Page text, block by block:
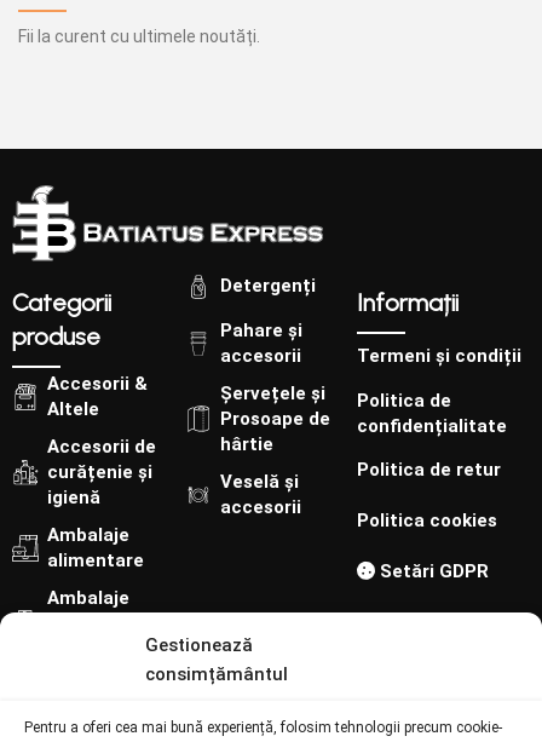
Gestionează
consimțământul
Pentru a oferi cea mai bună experiență, folosim tehnologii precum cookie-
Fii la curent cu ultimele noutăți.
Categorii
produse
Accesorii &
Altele
Accesorii de
curățenie și
igienă
Ambalaje
alimentare
Ambalaje
Detergenți
Pahare și
accesorii
Șervețele și
Prosoape de
hârtie
Veselă și
accesorii
Informații
Termeni și condiții
Politica de
confidențialitate
Politica de retur
Politica cookies
Setări GDPR
Urmărește-ne pe: